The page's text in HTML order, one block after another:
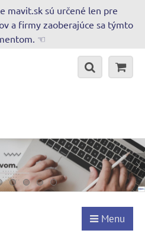
mavit.sk sú určené len pre
a firmy zaoberajúce sa týmto
☜
Menu